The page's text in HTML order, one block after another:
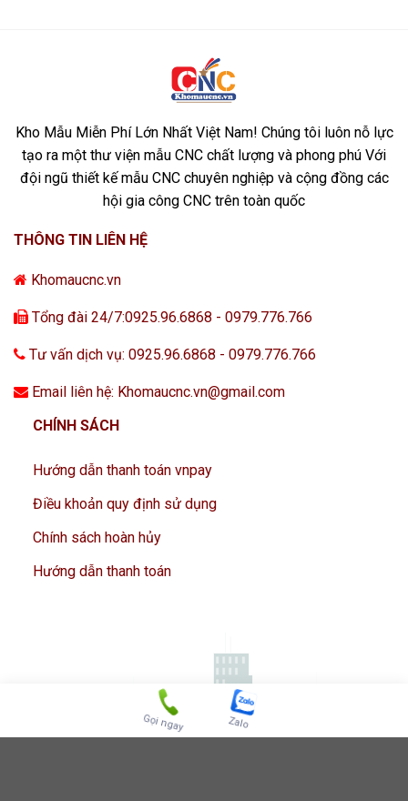
Kho Mẫu Miễn Phí Lớn Nhất Việt Nam! Chúng tôi luôn nỗ lực
tạo ra một thư viện mẫu CNC chất lượng và phong phú Với
đội ngũ thiết kế mẫu CNC chuyên nghiệp và cộng đồng các
hội gia công CNC trên toàn quốc
THÔNG TIN LIÊN HỆ
Khomaucnc.vn
Tổng đài 24/7:0925.96.6868 - 0979.776.766
Tư vấn dịch vụ: 0925.96.6868 - 0979.776.766
Email liên hệ: Khomaucnc.vn@gmail.com
CHÍNH SÁCH
Hướng dẫn thanh toán vnpay
Điều khoản quy định sử dụng
Chính sách hoàn hủy
Hướng dẫn thanh toán
Gọi ngay Zalo